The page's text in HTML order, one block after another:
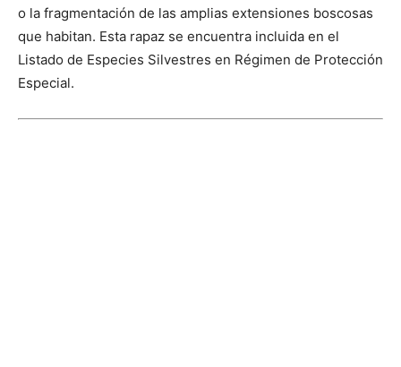
o la fragmentación de las amplias extensiones boscosas
que habitan. Esta rapaz se encuentra incluida en el
Listado de Especies Silvestres en Régimen de Protección
Especial.